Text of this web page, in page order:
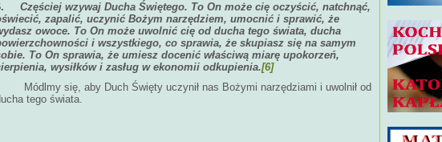
Częściej wzywaj Ducha Świętego. To On może cię oczyścić, natchnąć,
zapalić, uczynić Bożym narzędziem, umocnić i sprawić, że
owoce. To On może uwolnić cię od ducha tego świata, ducha
i wszystkiego, co sprawia, że skupiasz się na samym
To On sprawia, że umiesz docenić właściwą miarę upokorzeń,
wysiłków i zasług w ekonomii odkupienia.[6]
się, aby Duch Święty uczynił nas Bożymi narzędziami i uwolnił od
tego świata.